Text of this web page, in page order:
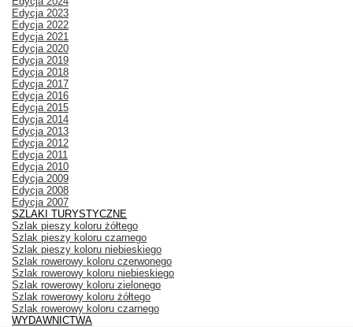
Edycja 2023
Edycja 2022
Edycja 2021
Edycja 2020
Edycja 2019
Edycja 2018
Edycja 2017
Edycja 2016
Edycja 2015
Edycja 2014
Edycja 2013
Edycja 2012
Edycja 2011
Edycja 2010
Edycja 2009
Edycja 2008
Edycja 2007
SZLAKI TURYSTYCZNE
Szlak pieszy koloru żółtego
Szlak pieszy koloru czarnego
Szlak pieszy koloru niebieskiego
Szlak rowerowy koloru czerwonego
Szlak rowerowy koloru niebieskiego
Szlak rowerowy koloru zielonego
Szlak rowerowy koloru żółtego
Szlak rowerowy koloru czarnego
WYDAWNICTWA